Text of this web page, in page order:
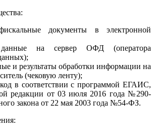
документы в электронной
данные на сервер ОФД (оператора
и результаты обработки информации на
(чековую ленту);
код в соответствии с программой ЕГАИС,
редакции от 03 июля 2016 года №290-
закона от 22 мая 2003 года №54-ФЗ.